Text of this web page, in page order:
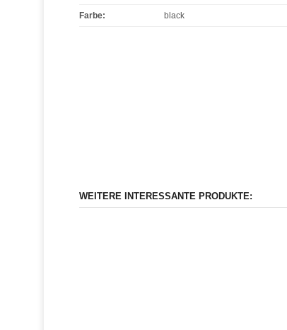
Farbe: black
WEITERE INTERESSANTE PRODUKTE: